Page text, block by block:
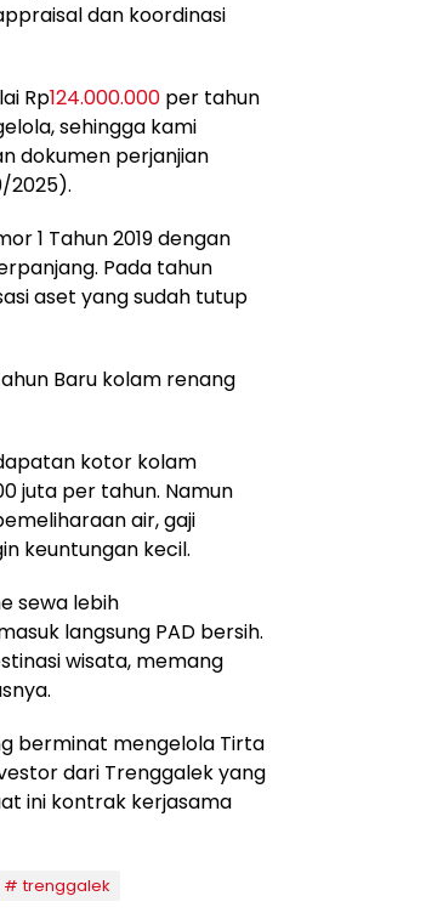
dan koordinasi
Rp124.000.000 per tahun
sehingga kami
dokumen perjanjian
2025).
1 Tahun 2019 dengan
Pada tahun
aset yang sudah tutup
Baru kolam renang
kotor kolam
juta per tahun. Namun
air, gaji
keuntungan kecil.
sewa lebih
langsung PAD bersih.
wisata, memang
berminat mengelola Tirta
dari Trenggalek yang
ini kontrak kerjasama
trenggalek